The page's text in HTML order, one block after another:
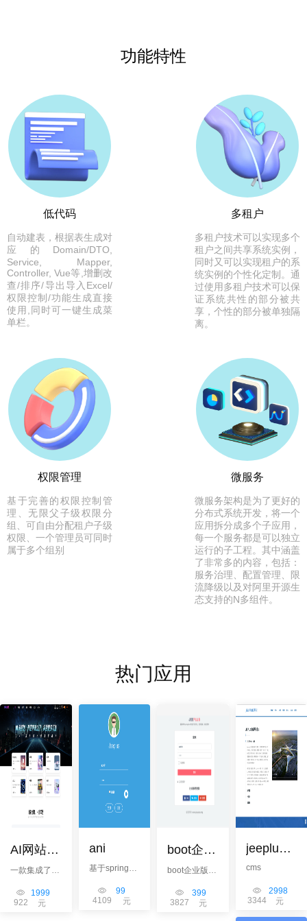
功能特性
低代码
自动建表，根据表生成对
应的Domain/DTO,
Service, Mapper,
Controller, Vue等,增删改
查/排序/导出导入Excel/
权限控制/功能生成直接
使用,同时可一键生成菜
单栏。
多租户
多租户技术可以实现多个
租户之间共享系统实例，
同时又可以实现租户的系
统实例的个性化定制。通
过使用多租户技术可以保
证系统共性的部分被共
享，个性的部分被单独隔
离。
权限管理
基于完善的权限控制管
理、无限父子级权限分
组、可自由分配租户子级
权限、一个管理员可同时
属于多个组别
微服务
微服务架构是为了更好的
分布式系统开发，将一个
应用拆分成多个子应用，
每一个服务都是可以独立
运行的子工程。其中涵盖
了非常多的内容，包括：
服务治理、配置管理、限
流降级以及对阿里开源生
态支持的N多组件。
热门应用
AI网站源码
一款集成了
视频生成的人
工智能网站。
922
1999
元
ani
基于spring
建的传统开发
框架
4109
99
元
boot企业版（springboot-beetl)
boot企业版，
iframe+pjax
版本，支持多
3827
399
元
jeeplus-cms
cms
3344
2998
元